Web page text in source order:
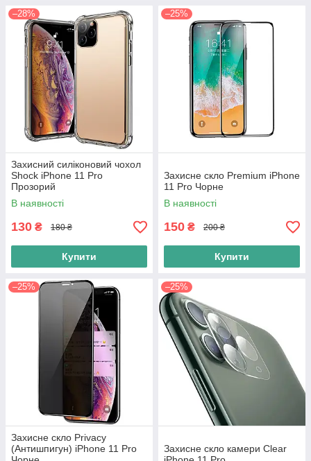
–28%
Захисний силіконовий чохол
Shock iPhone 11 Pro
Прозорий
В наявності
130 ₴ 180 ₴
Купити
–25%
Захисне скло Premium iPhone
11 Pro Чорне
В наявності
150 ₴ 200 ₴
Купити
–25%
Захисне скло Privacy
(Антишпигун) iPhone 11 Pro
–25%
Захисне скло камери Clear